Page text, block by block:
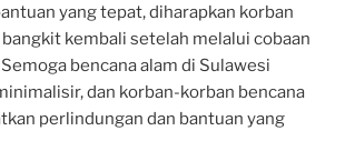
yang tepat, diharapkan korban
kembali setelah melalui cobaan
bencana alam di Sulawesi
dan korban-korban bencana
perlindungan dan bantuan yang